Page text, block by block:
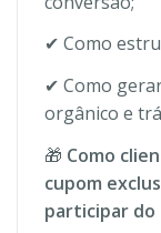
✔ Como
✔ Como
orgânico e
🎁 Como
cupom
participar